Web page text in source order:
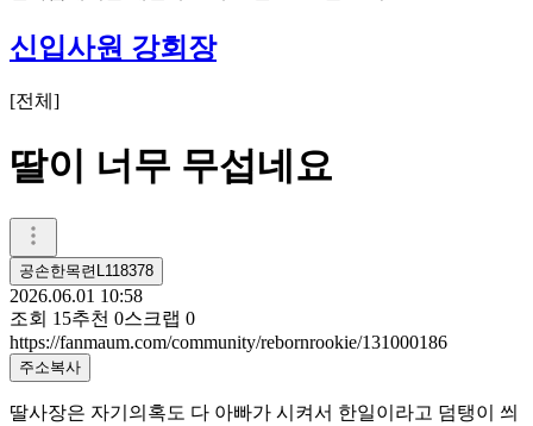
신입사원 강회장
[전체 ]
딸이 너무 무섭네요
공손한목련L118378
2026.06.01 10:58
조회 15추천 0스크랩 0
https://fanmaum.com/community/rebornrookie/131000186
주소복사
딸사장은 자기의혹도 다 아빠가 시켜서 한일이라고 덤탱이 씌